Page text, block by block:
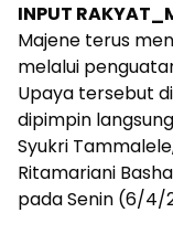
INPUT
Majene terus
melalui
Upaya tersebut
dipimpin
Syukri
Ritamariani
pada Senin (6/4/